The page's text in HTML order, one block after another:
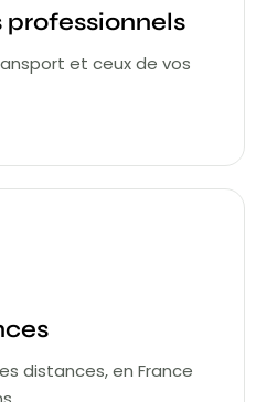
et ceux de vos
distances, en France